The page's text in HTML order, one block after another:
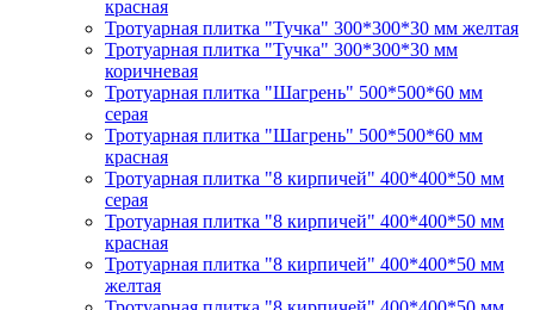
красная
Тротуарная плитка "Тучка" 300*300*30 мм желтая
Тротуарная плитка "Тучка" 300*300*30 мм
коричневая
Тротуарная плитка "Шагрень" 500*500*60 мм
серая
Тротуарная плитка "Шагрень" 500*500*60 мм
красная
Тротуарная плитка "8 кирпичей" 400*400*50 мм
серая
Тротуарная плитка "8 кирпичей" 400*400*50 мм
красная
Тротуарная плитка "8 кирпичей" 400*400*50 мм
желтая